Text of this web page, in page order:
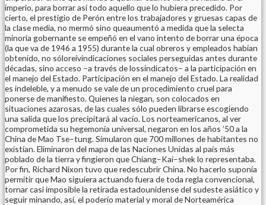
imperio, para borrar así todo aquello que lo hubiera precedido. Por
cierto, el prestigio de Perón entre los trabajadores y gruesas capas de
la clase media, no mermó sino queaumentó a medida que la selecta
minoría gobernante se empeñó en el vano intento de borrar una época
(la que va de 1946 a 1955) durante la cual obreros y empleados habían
obtenido, no sóloreivindicaciones sociales perseguidas antes durante
décadas, sino acceso –a través de lossindicatos– a la participación en
el manejo del Estado. Participación en el manejo del Estado. La realidad
es indeleble, y a menudo se vale de un procedimiento cruel para
ponerse de manifiesto. Quienes la niegan, son colocados en
situaciones azarosas, de las cuales sólo pueden librarse escogiendo
una salida que los precipitará al vacío. Los norteamericanos, al ver
comprometida su hegemonía universal, negaron en los años ’50 a la
China de Mao Tse–tung. Simularon que 700 millones de habitantes no
existían. Eliminaron del mapa de las Naciones Unidas al país más
poblado de la tierra y fingieron que Chiang–Kai–shek lo representaba.
Por fin, Richard Nixon tuvo que redescubrir China. No hacerlo suponía
permitir que Mao siguiera actuando fuera de toda regla convencional,
tornar casi imposible la retirada estadounidense del sudeste asiático y
seguir minando, así, el poderío material y moral de Norteamérica